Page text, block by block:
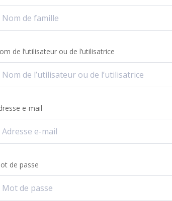
de l’utilisateur ou de l’utilisatrice
e-mail
de passe